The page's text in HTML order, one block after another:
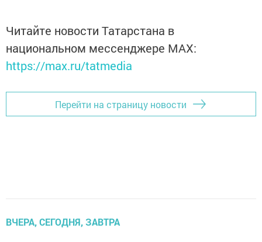
Читайте новости Татарстана в
национальном мессенджере MАХ:
https://max.ru/tatmedia
Перейти на страницу новости
ВЧЕРА, СЕГОДНЯ, ЗАВТРА